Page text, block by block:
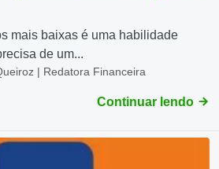
mais baixas é uma habilidade
de um...
| Redatora Financeira
Continuar lendo